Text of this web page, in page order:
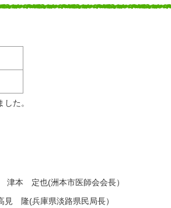
た。
本 定也(洲本市医師会会長）
県民局長）